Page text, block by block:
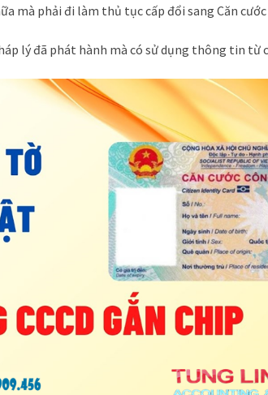
mà phải đi làm thủ tục cấp đổi sang Căn cước
lý đã phát hành mà có sử dụng thông tin từ